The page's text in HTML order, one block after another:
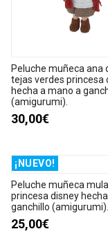
Peluche muñeca ana
tejas verdes princesa
hecha a mano a
(amigurumi).
30,00€
¡NUEVO!
Peluche muñeca
princesa disney
ganchillo (amigurumi).
25,00€